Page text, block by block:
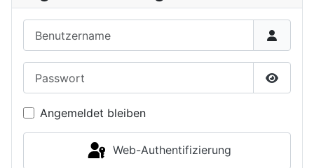
Angemeldet bleiben
Web-Authentifizierung